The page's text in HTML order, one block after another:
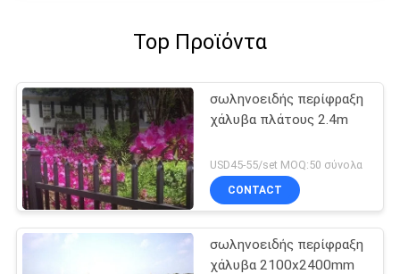
Top Προϊόντα
σωληνοειδής περίφραξη
χάλυβα πλάτους 2.4m
USD45-55/set MOQ:50 σύνολα
CONTACT
σωληνοειδής περίφραξη
χάλυβα 2100x2400mm